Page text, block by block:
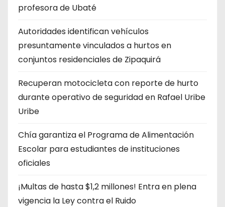
profesora de Ubaté
Autoridades identifican vehículos
presuntamente vinculados a hurtos en
conjuntos residenciales de Zipaquirá
Recuperan motocicleta con reporte de hurto
durante operativo de seguridad en Rafael Uribe
Uribe
Chía garantiza el Programa de Alimentación
Escolar para estudiantes de instituciones
oficiales
¡Multas de hasta $1,2 millones! Entra en plena
vigencia la Ley contra el Ruido